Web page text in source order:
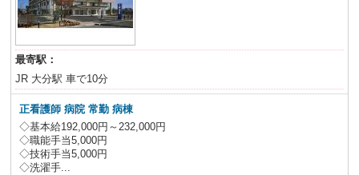
最寄駅：
JR 大分駅 車で10分
正看護師 病院 常勤 病棟
◇基本給192,000円～232,000円
◇職能手当5,000円
◇技術手当5,000円
◇洗濯手...